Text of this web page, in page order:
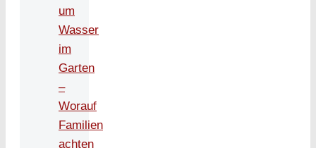
um
Wasser
im
Garten
–
Worauf
Familien
achten